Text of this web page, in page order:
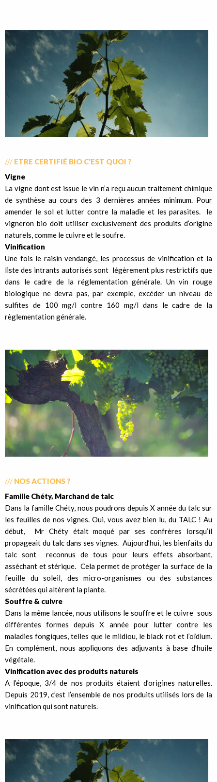
/// ETRE CERTIFIÉ BIO C'EST QUOI ?
Vigne
La vigne dont est issue le vin n’a reçu aucun traitement chimique
de synthèse au cours des 3 dernières années minimum. Pour
amender le sol et lutter contre la maladie et les parasites. le
vigneron bio doit utiliser exclusivement des produits d’origine
naturels, comme le cuivre et le soufre.
Vinification
Une fois le raisin vendangé, les processus de vinification et la
liste des intrants autorisés sont légèrement plus restrictifs que
dans le cadre de la réglementation générale. Un vin rouge
biologique ne devra pas, par exemple, excéder un niveau de
sulfites de 100 mg/l contre 160 mg/l dans le cadre de la
règlementation générale.
/// NOS ACTIONS ?
Famille Chéty, Marchand de talc
Dans la famille Chéty, nous poudrons depuis X année du talc sur
les feuilles de nos vignes. Oui, vous avez bien lu, du TALC ! Au
début, Mr Chéty était moqué par ses confrères lorsqu’il
propageait du talc dans ses vignes. Aujourd’hui, les bienfaits du
talc sont reconnus de tous pour leurs effets absorbant,
asséchant et stérique. Cela permet de protéger la surface de la
feuille du soleil, des micro-organismes ou des substances
sécrétées qui altèrent la plante.
Souffre & cuivre
Dans la même lancée, nous utilisons le souffre et le cuivre sous
différentes formes depuis X année pour lutter contre les
maladies fongiques, telles que le mildiou, le black rot et l’oïdium.
En complément, nous appliquons des adjuvants à base d’huile
végétale.
Vinification avec des produits naturels
A l’époque, 3/4 de nos produits étaient d’origines naturelles.
Depuis 2019, c’est l’ensemble de nos produits utilisés lors de la
vinification qui sont naturels.